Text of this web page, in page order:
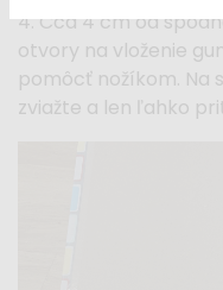
4. Cca 4 cm od
otvory na vloženie
pomôcť nožíkom. Na
zviažte a len ľahko